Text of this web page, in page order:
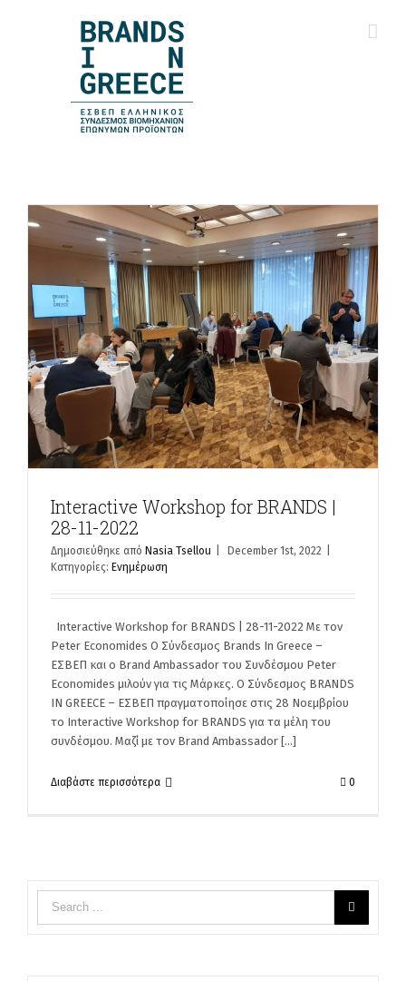
Interactive Workshop for BRANDS |
28-11-2022
Δημοσιεύθηκε από Nasia Tsellou December 1st, 2022
Κατηγορίες: Ενημέρωση
Interactive Workshop for BRANDS | 28-11-2022 Με τον
Peter Economides Ο Σύνδεσμος Brands In Greece –
ΕΣΒΕΠ και ο Brand Ambassador του Συνδέσμου Peter
Economides μιλούν για τις Μάρκες. Ο Σύνδεσμος BRANDS
IN GREECE – ΕΣΒΕΠ πραγματοποίησε στις 28 Νοεμβρίου
το Interactive Workshop for BRANDS για τα μέλη του
συνδέσμου. Μαζί με τον Brand Ambassador [...]
Διαβάστε περισσότερα 0